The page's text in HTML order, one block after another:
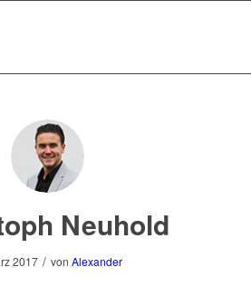
Neuhold
2017 / von Alexander